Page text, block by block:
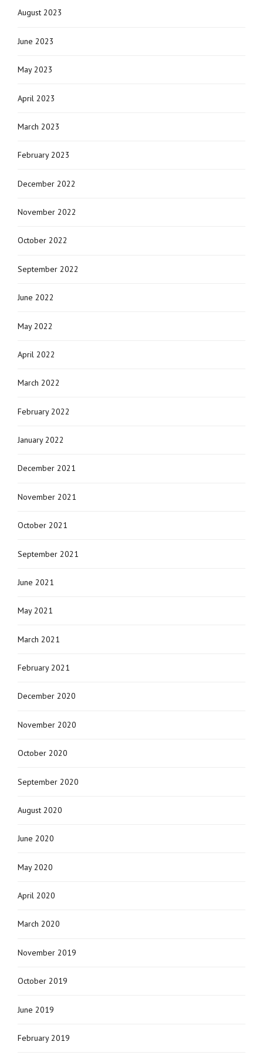
August 2023
June 2023
May 2023
April 2023
March 2023
February 2023
December 2022
November 2022
October 2022
September 2022
June 2022
May 2022
April 2022
March 2022
February 2022
January 2022
December 2021
November 2021
October 2021
September 2021
June 2021
May 2021
March 2021
February 2021
December 2020
November 2020
October 2020
September 2020
August 2020
June 2020
May 2020
April 2020
March 2020
November 2019
October 2019
June 2019
February 2019